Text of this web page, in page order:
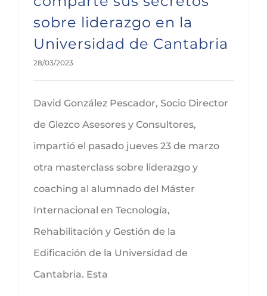
sobre liderazgo en la
Universidad de Cantabria
28/03/2023
David González Pescador, Socio Director
de Glezco Asesores y Consultores,
impartió el pasado jueves 23 de marzo
otra masterclass sobre liderazgo y
coaching al alumnado del Máster
Internacional en Tecnología,
Rehabilitación y Gestión de la
Edificación de la Universidad de
Cantabria. Esta